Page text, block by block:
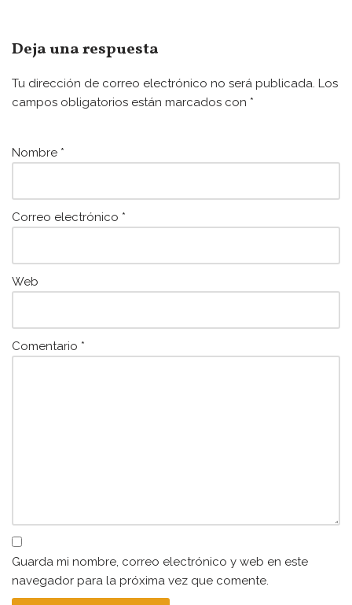
e
b
o
k
er l
s
A
p
Deja una respuesta
Tu dirección de correo electrónico no será publicada. Los
campos obligatorios están marcados con *
Nombre *
Correo electrónico *
Web
Comentario *
Guarda mi nombre, correo electrónico y web en este
navegador para la próxima vez que comente.